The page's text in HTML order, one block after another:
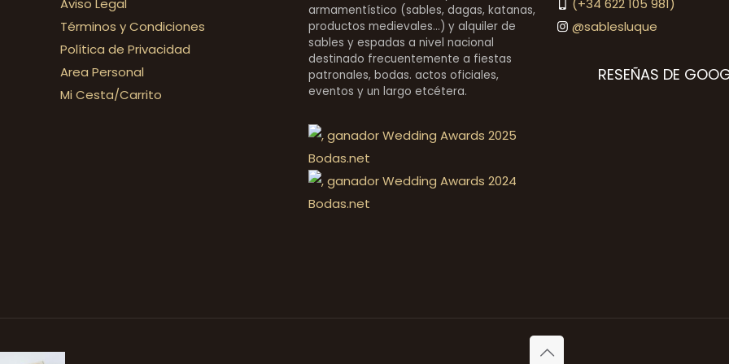
Aviso Legal
Términos y Condiciones
Política de Privacidad
Area Personal
Mi Cesta/Carrito
armamentístico (sables, dagas, katanas,
productos medievales...) y alquiler de
sables y espadas a nivel nacional
destinado frecuentemente a fiestas
patronales, bodas. actos oficiales,
eventos y un largo etcétera.
(+34 622 105 981)
@sablesluque
RESEÑAS DE